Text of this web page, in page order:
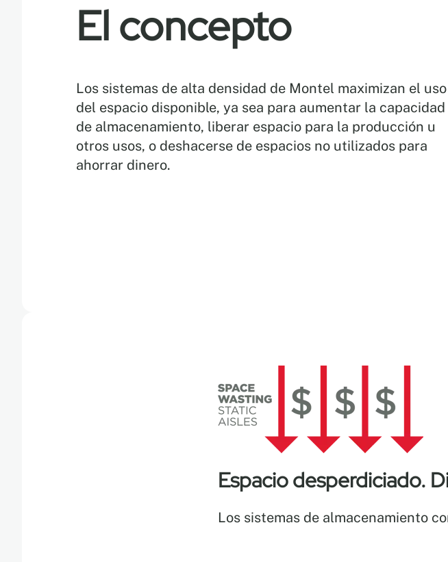
El concepto
Los sistemas de alta densidad de Montel maximizan el uso
del espacio disponible, ya sea para aumentar la capacidad
de almacenamiento, liberar espacio para la producción u
otros usos, o deshacerse de espacios no utilizados para
ahorrar dinero.
Espacio desperdiciado.
Los sistemas de almacenamiento